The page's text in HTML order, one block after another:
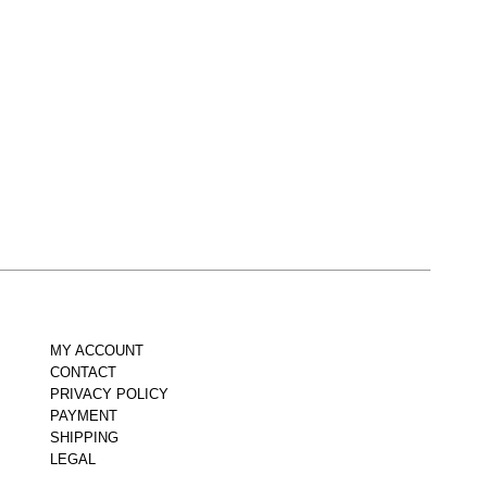
MY ACCOUNT
CONTACT
PRIVACY POLICY
PAYMENT
SHIPPING
LEGAL